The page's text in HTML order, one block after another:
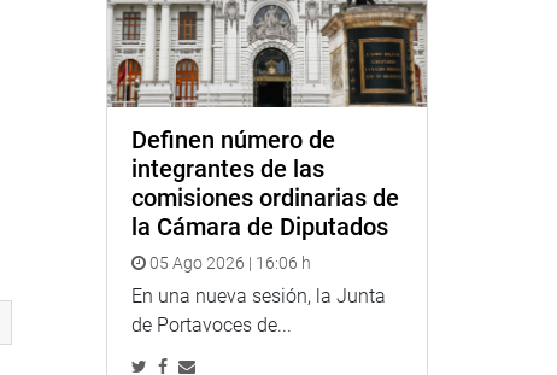
Definen número de
integrantes de las
comisiones ordinarias de
la Cámara de Diputados
05 Ago 2026 | 16:06 h
En una nueva sesión, la Junta
de Portavoces de...